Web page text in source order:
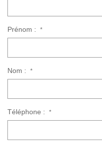
Prénom : *
Nom : *
Téléphone : *